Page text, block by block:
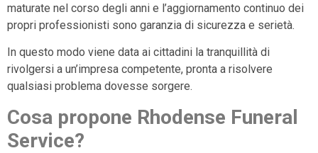
maturate nel corso degli anni e l’aggiornamento continuo dei
propri professionisti sono garanzia di sicurezza e serietà.
In questo modo viene data ai cittadini la tranquillità di
rivolgersi a un’impresa competente, pronta a risolvere
qualsiasi problema dovesse sorgere.
Cosa propone Rhodense Funeral
Service?